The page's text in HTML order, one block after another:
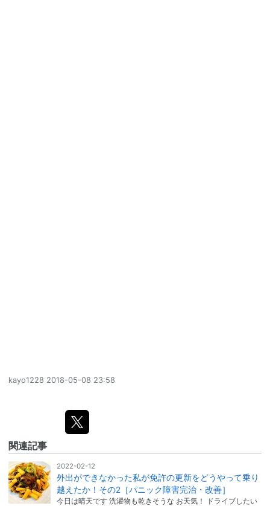
kayo1228 2018-05-08 23:58
関連記事
2022-02-12
外出ができなかった私が免許の更新をどうやって乗り
越えたか！その2［パニック障害完治・改善］
今日は晴天です 洗濯物も乾きそうな お天気！ ドライブしたい